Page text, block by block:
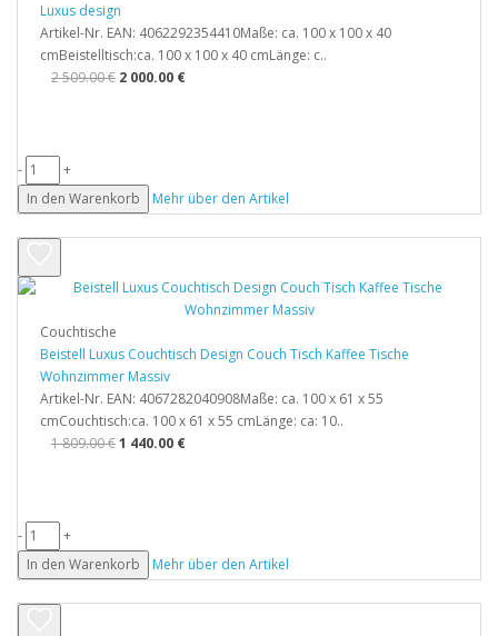
Luxus design
Artikel-Nr. EAN: 4062292354410Maße: ca. 100 x 100 x 40
cmBeistelltisch:ca. 100 x 100 x 40 cmLänge: c..
2 509.00 € 2 000.00 €
-
+
In den Warenkorb
Mehr über den Artikel
Couchtische
Beistell Luxus Couchtisch Design Couch Tisch Kaffee Tische
Wohnzimmer Massiv
Artikel-Nr. EAN: 4067282040908Maße: ca. 100 x 61 x 55
cmCouchtisch:ca. 100 x 61 x 55 cmLänge: ca: 10..
1 809.00 €1 440.00 €
-
+
In den Warenkorb
Mehr über den Artikel